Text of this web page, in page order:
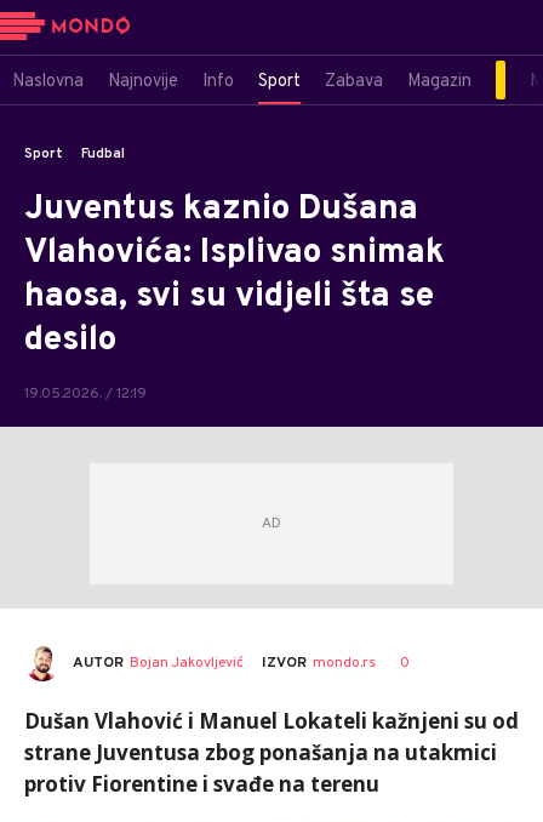
Naslovna Najnovije Info Sport Zabava Magazin
Sport Fudbal
Juventus kaznio Dušana
Vlahovića: Isplivao snimak
haosa, svi su vidjeli šta se
desilo
19.05.2026. / 12:19
AUTOR Bojan Jakovljević IZVOR mondo.rs 0
Dušan Vlahović i Manuel Lokateli kažnjeni su od
strane Juventusa zbog ponašanja na utakmici
protiv Fiorentine i svađe na terenu